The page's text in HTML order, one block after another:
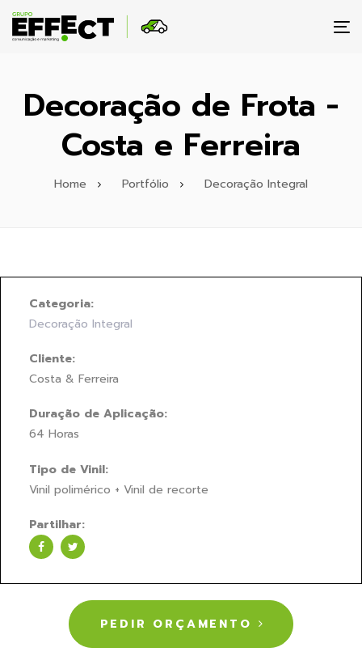
Decoração de Frota -
Costa e Ferreira
Home Portfólio Decoração Integral
Categoria:
Decoração Integral
Cliente:
Costa & Ferreira
Duração de Aplicação:
64 Horas
Tipo de Vinil:
Vinil polimérico + Vinil de recorte
Partilhar:
PEDIR ORÇAMENTO